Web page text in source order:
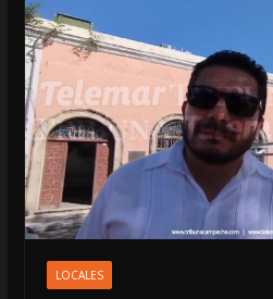
LOCALES